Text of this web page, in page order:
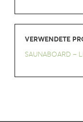
VERWENDETE
SAUNABOARD –